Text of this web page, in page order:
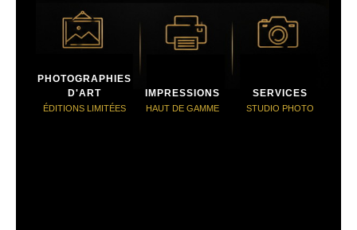
PHOTOGRAPHIES
D'ART
ÉDITIONS LIMITÉES
IMPRESSIONS
HAUT DE GAMME
SERVICES
STUDIO PHOTO